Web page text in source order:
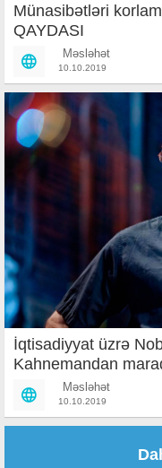
Münasibətləri
QAYDASI
Məsləhət
10.10.2019
İqtisadiyyat üzrə
Kahnemandan
Məsləhət
10.10.2019